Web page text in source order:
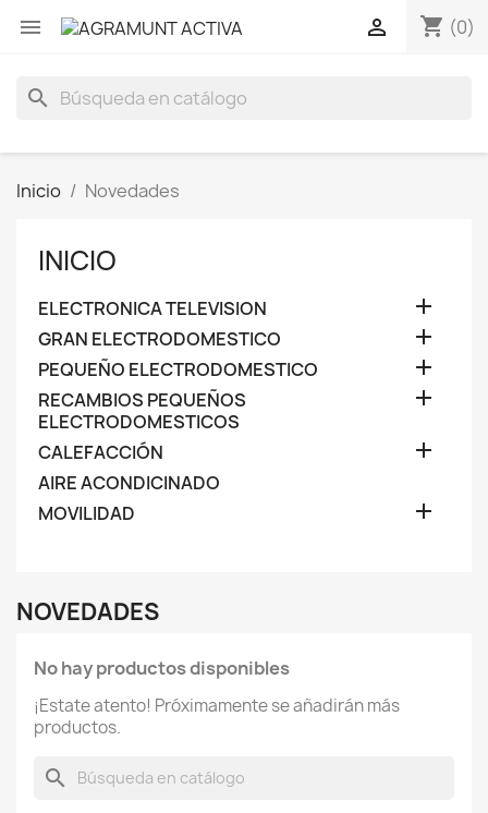
 shopping_cart (0)

search
Inicio Novedades
INICIO
ELECTRONICA TELEVISION 
GRAN ELECTRODOMESTICO 
PEQUEÑO ELECTRODOMESTICO 
RECAMBIOS PEQUEÑOS
ELECTRODOMESTICOS

CALEFACCIÓN 
AIRE ACONDICINADO
MOVILIDAD

NOVEDADES
No hay productos disponibles
¡Estate atento! Próximamente se añadirán más
productos.
search